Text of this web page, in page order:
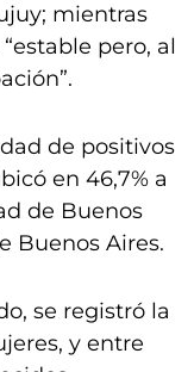
mientras
pero, al
de positivos
en 46,7% a
de Buenos
Buenos Aires.
se registró la
y entre